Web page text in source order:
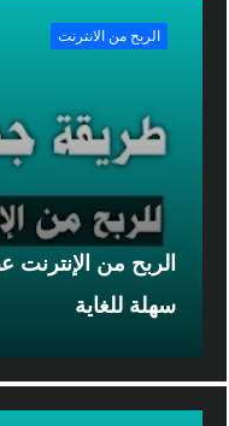
الربح من الانترنت
الربح من
سهلة للغاية